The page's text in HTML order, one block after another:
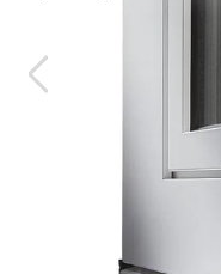
Sonnenschutz
Zäune & Tore